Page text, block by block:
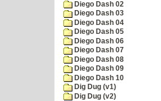
Diego Dash 02
Diego Dash 03
Diego Dash 04
Diego Dash 05
Diego Dash 06
Diego Dash 07
Diego Dash 08
Diego Dash 09
Diego Dash 10
Dig Dug (v1)
Dig Dug (v2)